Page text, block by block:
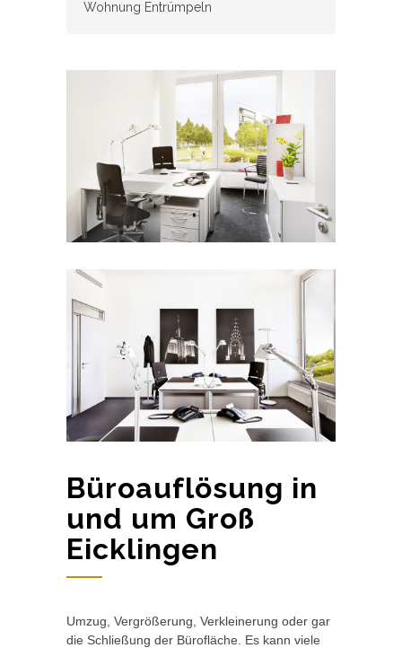
Wohnung Entrümpeln
Büroauflösung in
und um Groß
Eicklingen
Umzug, Vergrößerung, Verkleinerung oder gar
die Schließung der Bürofläche. Es kann viele